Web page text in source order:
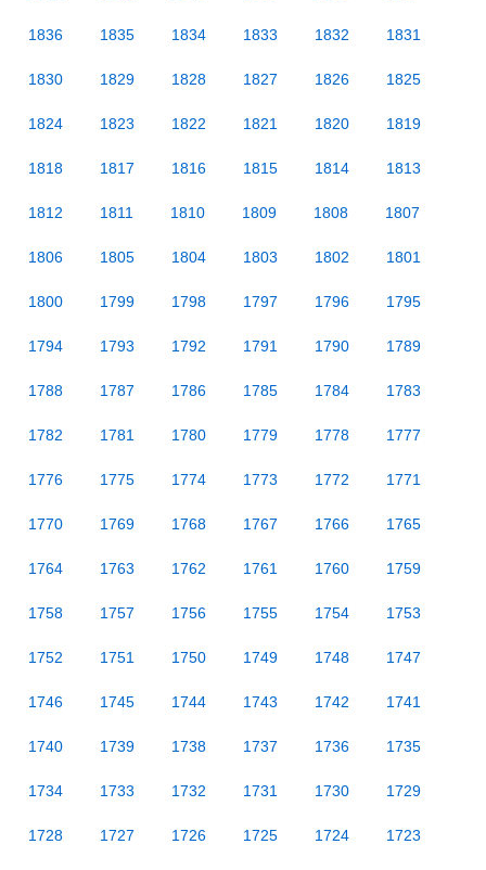
1836 1835 1834 1833 1832 1831
1830 1829 1828 1827 1826 1825
1824 1823 1822 1821 1820 1819
1818 1817 1816 1815 1814 1813
1812 1811 1810 1809 1808 1807
1806 1805 1804 1803 1802 1801
1800 1799 1798 1797 1796 1795
1794 1793 1792 1791 1790 1789
1788 1787 1786 1785 1784 1783
1782 1781 1780 1779 1778 1777
1776 1775 1774 1773 1772 1771
1770 1769 1768 1767 1766 1765
1764 1763 1762 1761 1760 1759
1758 1757 1756 1755 1754 1753
1752 1751 1750 1749 1748 1747
1746 1745 1744 1743 1742 1741
1740 1739 1738 1737 1736 1735
1734 1733 1732 1731 1730 1729
1728 1727 1726 1725 1724 1723